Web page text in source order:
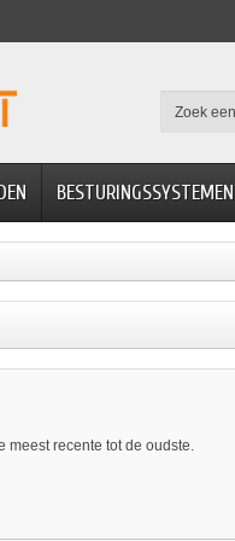
BESTURINGSSYSTEMEN
meest recente tot de oudste.